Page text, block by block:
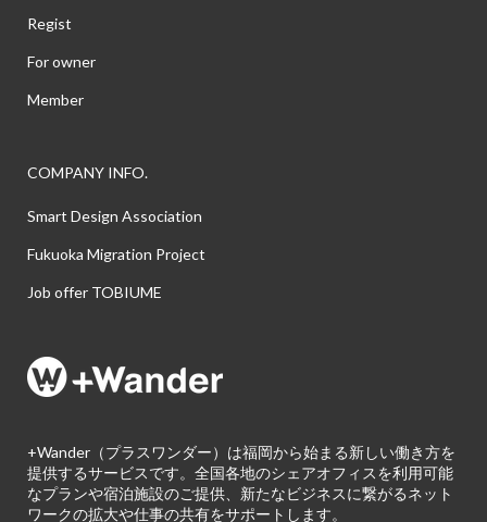
Regist
For owner
Member
COMPANY INFO.
Smart Design Association
Fukuoka Migration Project
Job offer TOBIUME
+Wander（プラスワンダー）は福岡から始まる新しい働き方を
提供するサービスです。全国各地のシェアオフィスを利用可能
なプランや宿泊施設のご提供、新たなビジネスに繋がるネット
ワークの拡大や仕事の共有をサポートします。